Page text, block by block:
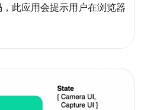
此应用会提示用户在浏览器